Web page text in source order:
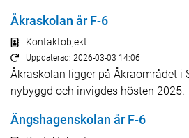
Åkraskolan år F-6
Kontaktobjekt
Uppdaterad: 2026-03-03 14:06
Åkraskolan ligger på Åkraområdet i
nybyggd och invigdes hösten 2025.
Ängshagenskolan år F-6